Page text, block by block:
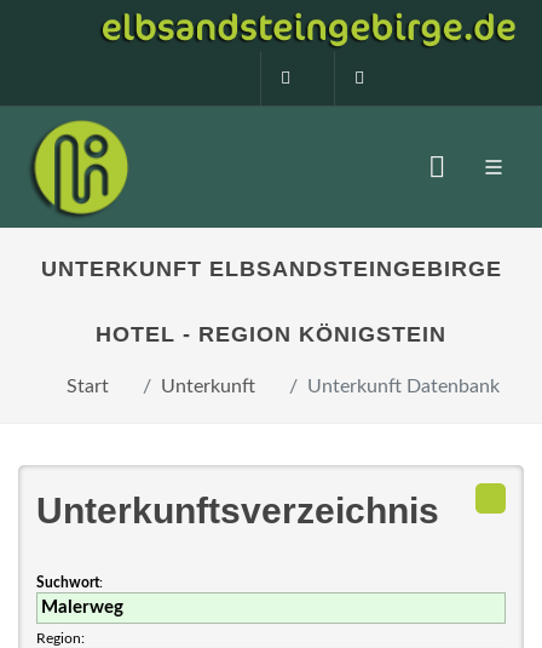
0160 99873408
UNTERKUNFT ELBSANDSTEINGEBIRGE
HOTEL - REGION KÖNIGSTEIN
Start Unterkunft Unterkunft Datenbank
Unterkunftsverzeichnis
Suchwort:
Region: